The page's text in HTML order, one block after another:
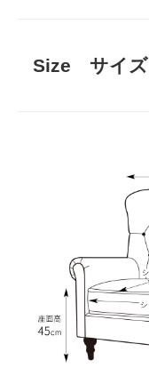
Size サイズ